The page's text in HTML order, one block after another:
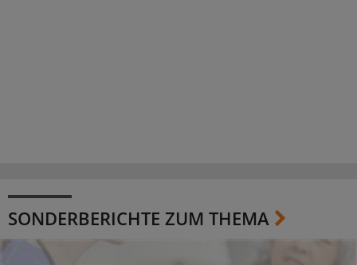
SONDERBERICHTE ZUM THEMA